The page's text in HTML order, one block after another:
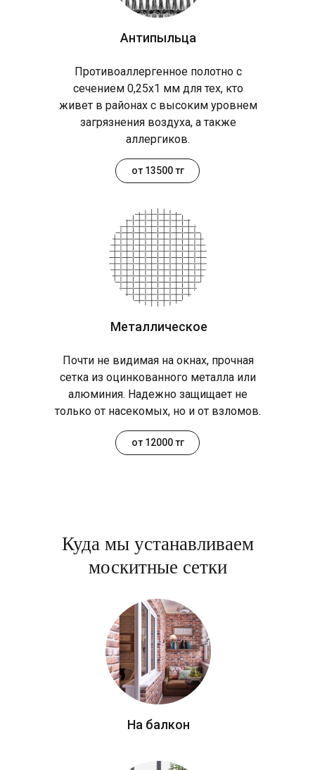
Антипыльца
Противоаллергенное полотно с
сечением 0,25х1 мм для тех, кто
живет в районах с высоким уровнем
загрязнения воздуха, а также
аллергиков.
Металлическое
Почти не видимая на окнах, прочная
сетка из оцинкованного металла или
алюминия. Надежно защищает не
только от насекомых, но и от взломов.
от 13500 тг
от 12000 тг
Куда мы устанавливаем
москитные сетки
На балкон